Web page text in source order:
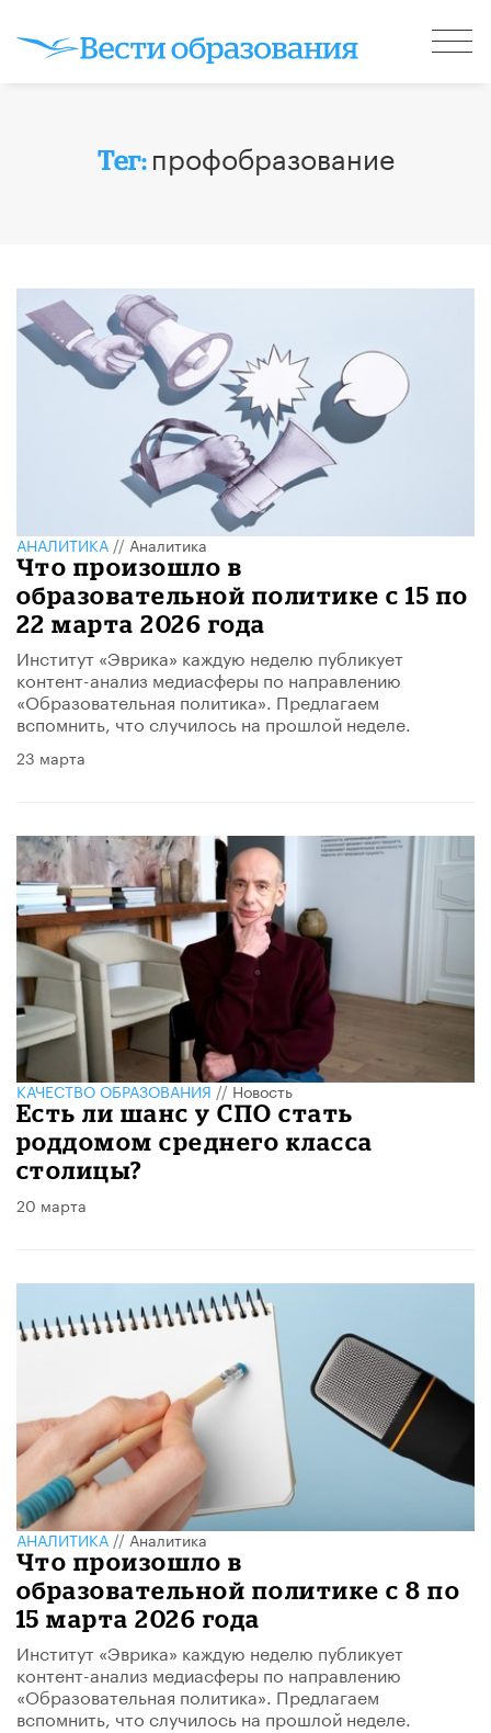
Тег: профобразование
АНАЛИТИКА//Аналитика
Что произошло в
образовательной политике с 15 по
22 марта 2026 года
Институт «Эврика» каждую неделю публикует
контент-анализ медиасферы по направлению
«Образовательная политика». Предлагаем
вспомнить, что случилось на прошлой неделе.
23 марта
КАЧЕСТВО ОБРАЗОВАНИЯ//Новость
Есть ли шанс у СПО стать
роддомом среднего класса
столицы?
20 марта
АНАЛИТИКА//Аналитика
Что произошло в
образовательной политике с 8 по
15 марта 2026 года
Институт «Эврика» каждую неделю публикует
контент-анализ медиасферы по направлению
«Образовательная политика». Предлагаем
вспомнить, что случилось на прошлой неделе.